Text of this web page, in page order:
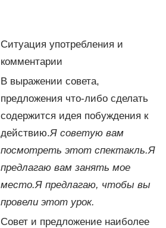
Ситуация употребления и
комментарии
В выражении совета,
предложения что-либо сделать
содержится идея побуждения к
действию.Я советую вам
посмотреть этот спектакль.Я
предлагаю вам занять мое
место.Я предлагаю, чтобы вы
провели этот урок.
Совет и предложение наиболее